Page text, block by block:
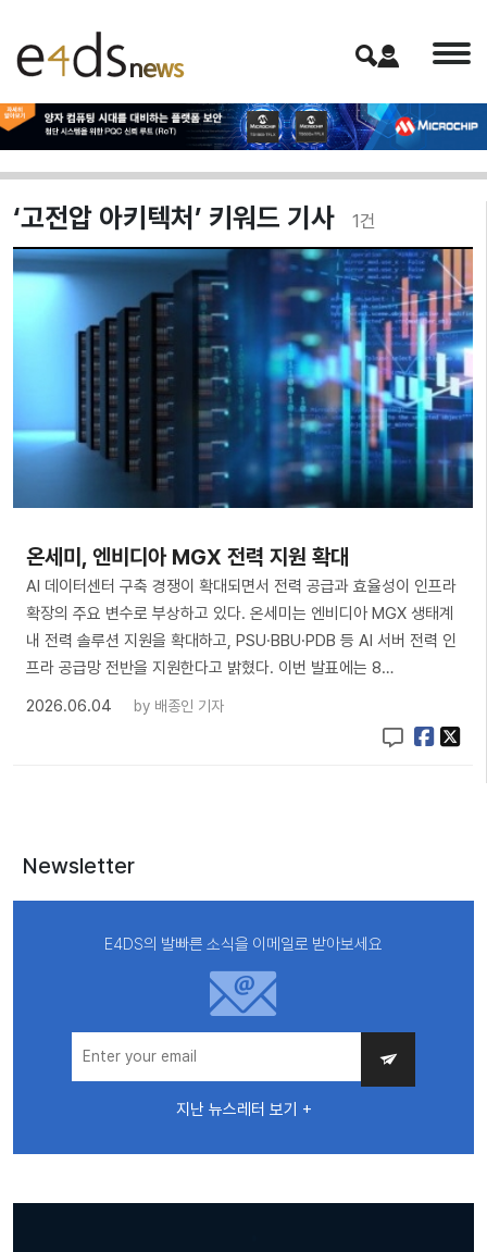
‘고전압 아키텍처’ 키워드 기사 1건
온세미, 엔비디아 MGX 전력 지원 확대
AI 데이터센터 구축 경쟁이 확대되면서 전력 공급과 효율성이 인프라
확장의 주요 변수로 부상하고 있다. 온세미는 엔비디아 MGX 생태계
내 전력 솔루션 지원을 확대하고, PSU·BBU·PDB 등 AI 서버 전력 인
프라 공급망 전반을 지원한다고 밝혔다. 이번 발표에는 8…
2026.06.04
by 배종인 기자
Newsletter
E4DS의 발빠른 소식을 이메일로 받아보세요
지난 뉴스레터 보기 +